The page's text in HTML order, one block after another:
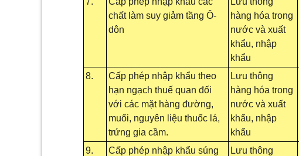
chất làm suy giảm tầng Ô-
dôn
hàng hóa trong
nước và xuất
khẩu, nhập
khẩu
8.
Cấp phép nhập khẩu theo
hạn ngạch thuế quan đối
với các mặt hàng đường,
muối, nguyên liệu thuốc lá,
trứng gia cầm.
Lưu thông
hàng hóa trong
nước và xuất
khẩu, nhập
khẩu
9.
Cấp phép nhập khẩu súng
Lưu thông